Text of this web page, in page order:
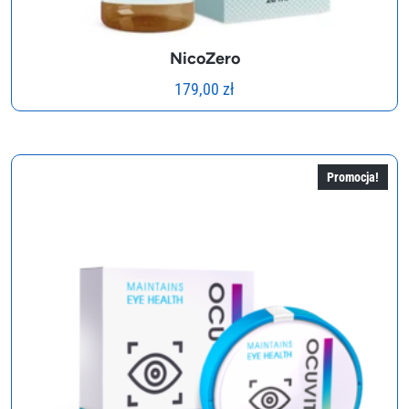
NicoZero
179,00 zł
Promocja!